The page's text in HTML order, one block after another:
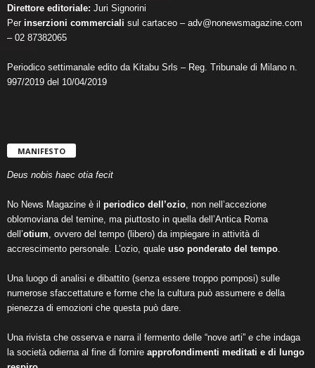
Direttore editoriale: Juri Signorini
Per inserzioni commerciali sul cartaceo – adv@nonewsmagazine.com
– 02 87382065
Periodico settimanale edito da Kitabu Srls – Reg. Tribunale di Milano n.
997/2019 del 10/04/2019
MANIFESTO
Deus nobis haec otia fecit
No News Magazine è il periodico dell’ozio, non nell’accezione
oblomoviana del temine, ma piuttosto in quella dell’Antica Roma
dell’otium, ovvero del tempo (libero) da impiegare in attività di
accrescimento personale. L’ozio, quale uso ponderato del tempo.
Una luogo di analisi e dibattito (senza essere troppo pomposi) sulle
numerose sfaccettature e forme che la cultura può assumere e della
pienezza di emozioni che questa può dare.
Una rivista che osserva e narra il fermento delle “nove arti” e che indaga
la società odierna al fine di fornire approfondimenti meditati e di lungo